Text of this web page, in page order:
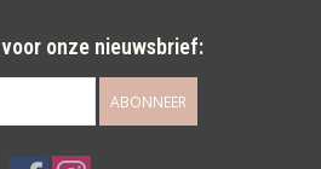
onze nieuwsbrief:
ABONNEER